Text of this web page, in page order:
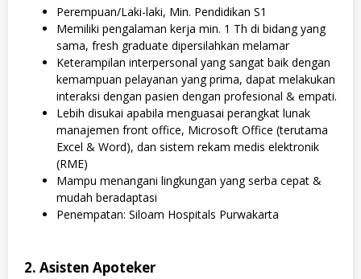
Perempuan/Laki-laki, Min. Pendidikan S1
Memiliki pengalaman kerja min. 1 Th di bidang yang
sama, fresh graduate dipersilahkan melamar
Keterampilan interpersonal yang sangat baik dengan
kemampuan pelayanan yang prima, dapat melakukan
interaksi dengan pasien dengan profesional & empati.
Lebih disukai apabila menguasai perangkat lunak
manajemen front office, Microsoft Office (terutama
Excel & Word), dan sistem rekam medis elektronik
(RME)
Mampu menangani lingkungan yang serba cepat &
mudah beradaptasi
Penempatan: Siloam Hospitals Purwakarta
2. Asisten Apoteker